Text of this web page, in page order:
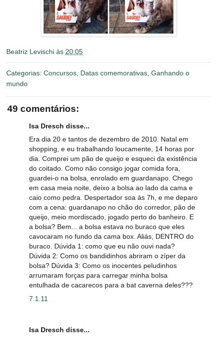
Beatriz Levischi às 20:05
Categorias: Concursos Datas comemorativas Ganhando o
mundo
49 comentários:
Isa Dresch disse...
Era dia 20 e tantos de dezembro de 2010. Natal em
shopping, e eu trabalhando loucamente, 14 horas por
dia. Comprei um pão de queijo e esqueci da existência
do coitado. Como não consigo jogar comida fora,
guardei-o na bolsa, enrolado em guardanapo. Chego
em casa meia noite, deixo a bolsa ao lado da cama e
caio como pedra. Despertador soa às 7h, e me deparo
com a cena: guardanapo no chão do corredor, pão de
queijo, meio mordiscado, jogado perto do banheiro. E
a bolsa? Bem... a bolsa estava no buraco que eles
cavocaram no fundo da cama box. Aliás, DENTRO do
buraco. Dúvida 1: como que eu não ouvi nada?
Dúvida 2: Como os bandidinhos abriram o zíper da
bolsa? Dúvida 3: Como os inocentes peludinhos
arrumaram forças para carregar minha bolsa
entulhada de cacarecos para a bat caverna deles???
7.1.11
Isa Dresch disse...